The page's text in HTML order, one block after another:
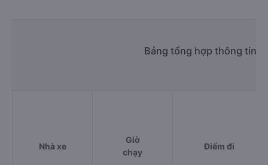
Bảng tổng hợp thông tin
Nhà xe
Giờ
chạy
Điểm đi